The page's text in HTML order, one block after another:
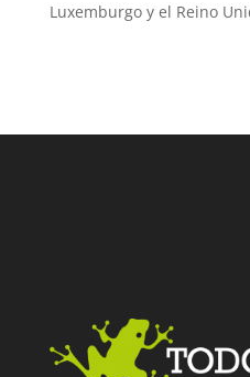
Luxemburgo y el Reino